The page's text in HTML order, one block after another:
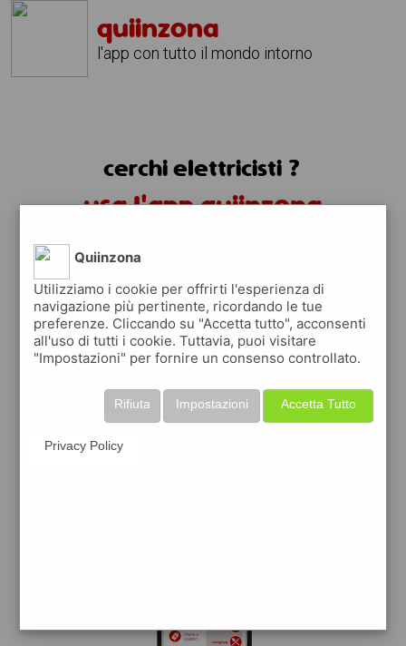
quiinzona
l'app con tutto il mondo intorno
cerchi elettricisti ?
usa l'app quiinzona
trovi elettricisti
scarica gratis
Quiinzona
Utilizziamo i cookie per offrirti l'esperienza di
navigazione più pertinente, ricordando le tue
preferenze. Cliccando su "Accetta tutto", acconsenti
all'uso di tutti i cookie. Tuttavia, puoi visitare
"Impostazioni" per fornire un consenso controllato.
Accetta Tutto
Impostazioni
Rifiuta
Privacy Policy